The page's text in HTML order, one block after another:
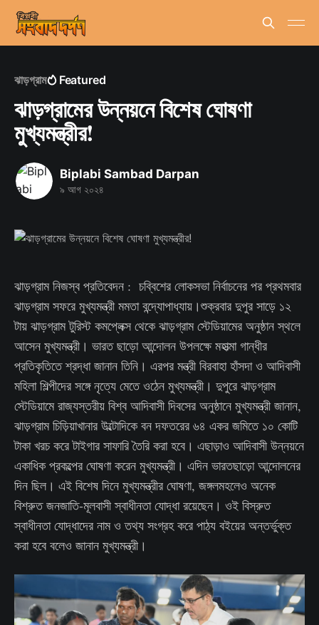
ঝাড়গ্রাম Featured
ঝাড়গ্রামের উন্নয়নে বিশেষ ঘোষণা
মুখ্যমন্ত্রীর!
Biplabi Sambad Darpan
৯ আগ ২০২৪
ঝাড়গ্রাম নিজস্ব প্রতিবেদন : চব্বিশের লোকসভা নির্বাচনের পর প্রথমবার
ঝাড়গ্রাম সফরে মুখ্যমন্ত্রী মমতা বন্দ্যোপাধ্যায়।শুক্রবার দুপুর সাড়ে ১২
টায় ঝাড়গ্রাম টুরিস্ট কমপ্লেক্স থেকে ঝাড়গ্রাম স্টেডিয়ামের অনুষ্ঠান স্থলে
আসেন মুখ্যমন্ত্রী। ভারত ছাড়ো আন্দোলন উপলক্ষে মহাত্মা গান্ধীর
প্রতিকৃতিতে শ্রদ্ধা জানান তিনি। এরপর মন্ত্রী বিরবাহা হাঁসদা ও আদিবাসী
মহিলা শিল্পীদের সঙ্গে নৃত্যে মেতে ওঠেন মুখ্যমন্ত্রী। দুপুরে ঝাড়গ্রাম
স্টেডিয়ামে রাজ্যস্তরীয় বিশ্ব আদিবাসী দিবসের অনুষ্ঠানে মুখ্যমন্ত্রী জানান,
ঝাড়গ্রাম চিড়িয়াখানার উল্টোদিকে বন দফতরের ৬৪ একর জমিতে ১০ কোটি
টাকা খরচ করে টাইগার সাফারি তৈরি করা হবে। এছাড়াও আদিবাসী উন্নয়নে
একাধিক প্রকল্পের ঘোষণা করেন মুখ্যমন্ত্রী। এদিন ভারতছাড়ো আন্দোলনের
দিন ছিল। এই বিশেষ দিনে মুখ্যমন্ত্রীর ঘোষণা, জঙ্গলমহলেও অনেক
বিশ্রুত জনজাতি-মূলবাসী স্বাধীনতা যোদ্ধা রয়েছেন। ওই বিস্রুত
স্বাধীনতা যোদ্ধাদের নাম ও তথ্য সংগ্রহ করে পাঠ্য বইয়ের অন্তর্ভুক্ত
করা হবে বলেও জানান মুখ্যমন্ত্রী।